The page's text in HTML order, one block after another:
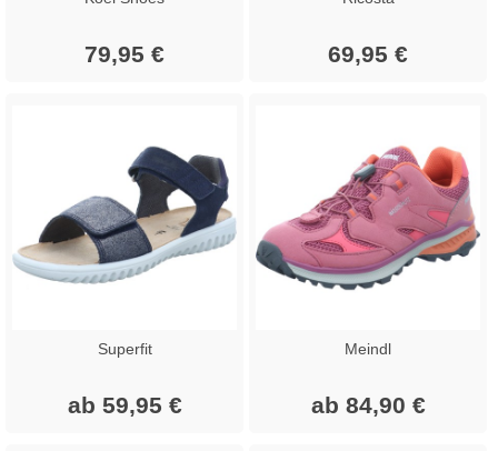
79,95 € 69,95 €
Superfit
ab 59,95 €
Meindl
ab 84,90 €